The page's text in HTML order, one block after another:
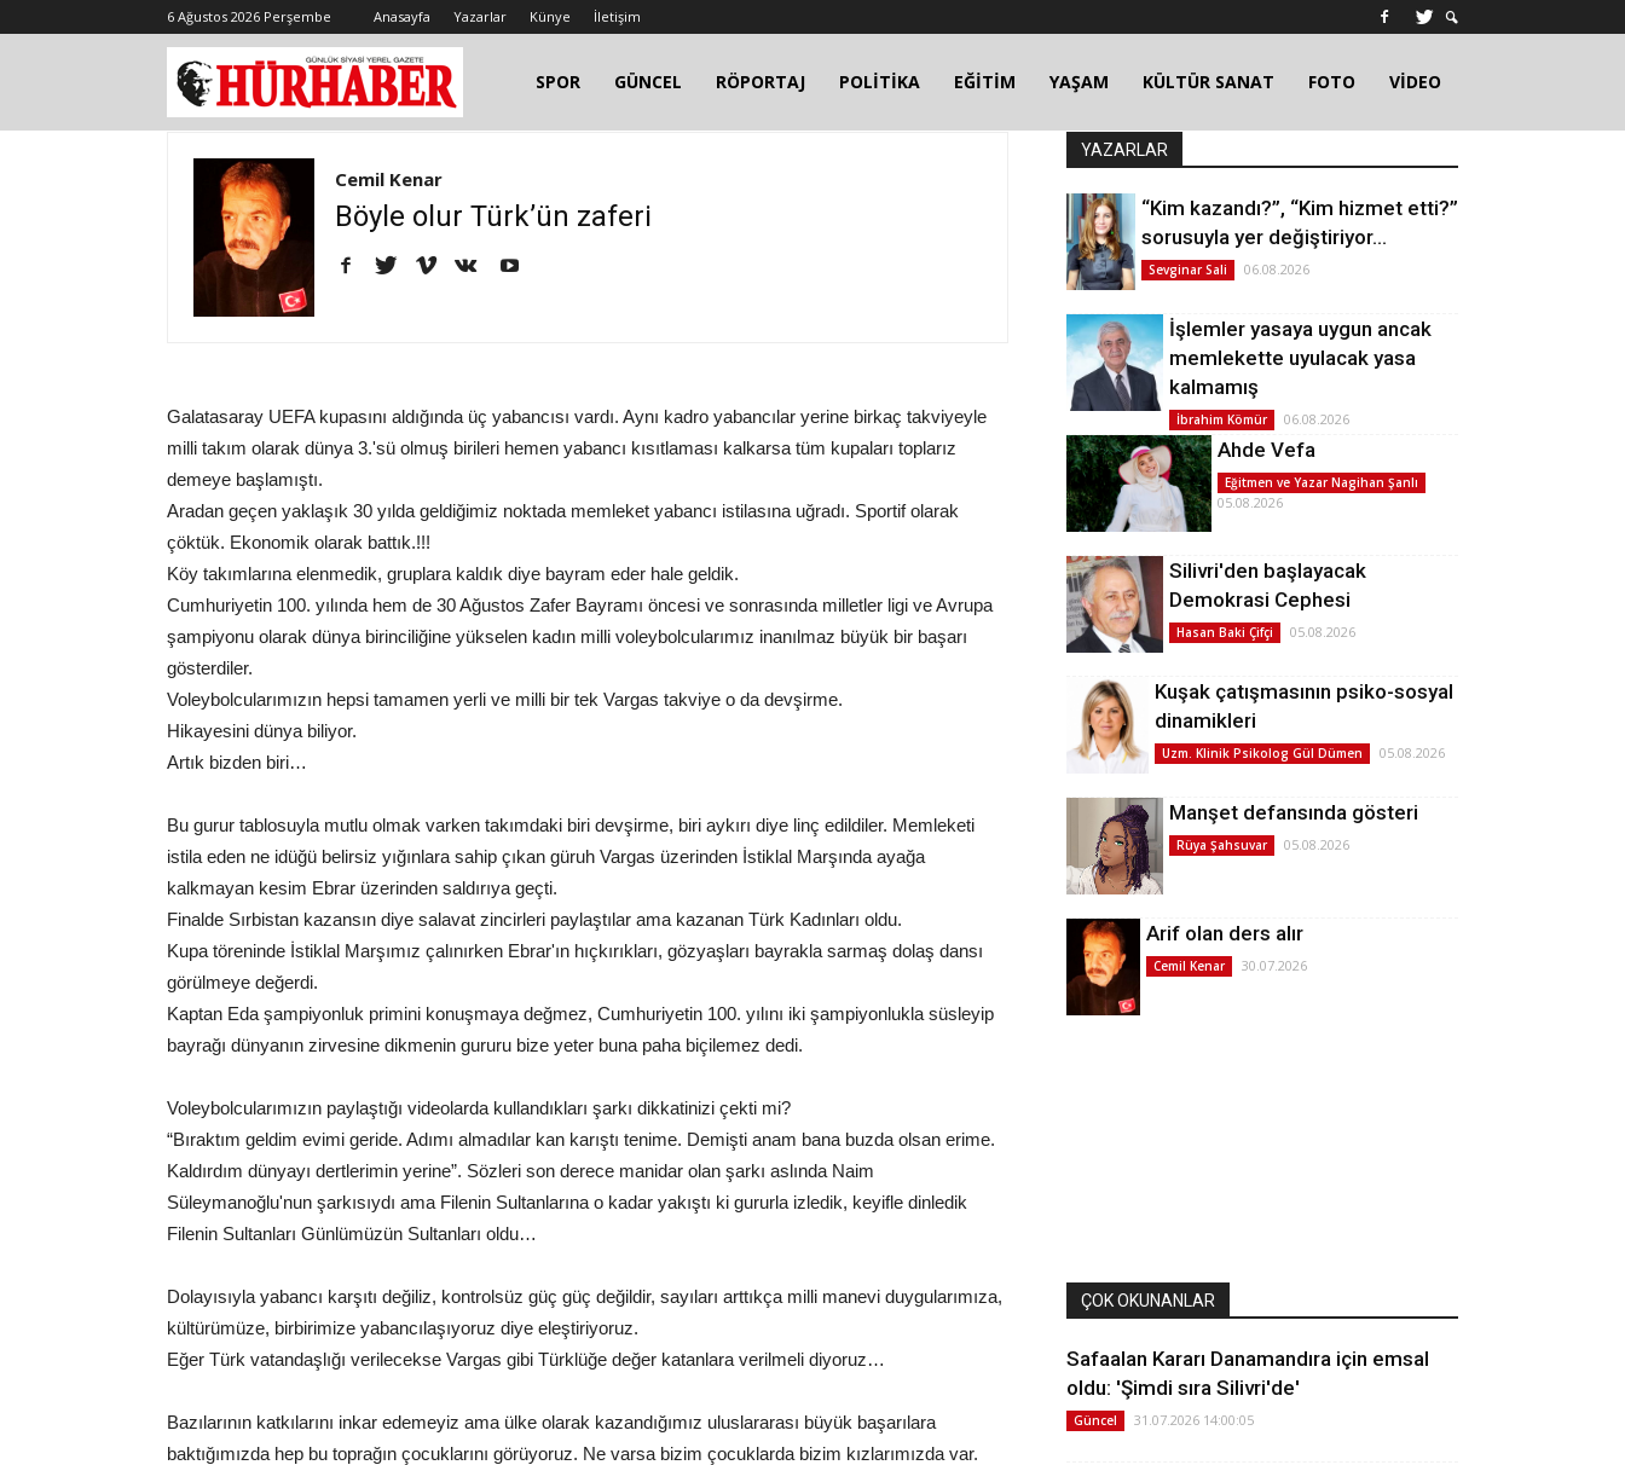
6 Ağustos 2026 Perşembe Anasayfa Yazarlar Künye İletişim
SPOR GÜNCEL RÖPORTAJ POLİTİKA EĞİTİM YAŞAM KÜLTÜR SANAT FOTO VİDEO
Cemil Kenar
Böyle olur Türk’ün zaferi
Galatasaray UEFA kupasını aldığında üç yabancısı vardı. Aynı kadro yabancılar yerine birkaç takviyeyle
milli takım olarak dünya 3.'sü olmuş birileri hemen yabancı kısıtlaması kalkarsa tüm kupaları toplarız
demeye başlamıştı.
Aradan geçen yaklaşık 30 yılda geldiğimiz noktada memleket yabancı istilasına uğradı. Sportif olarak
çöktük. Ekonomik olarak battık.!!!
Köy takımlarına elenmedik, gruplara kaldık diye bayram eder hale geldik.
Cumhuriyetin 100. yılında hem de 30 Ağustos Zafer Bayramı öncesi ve sonrasında milletler ligi ve Avrupa
şampiyonu olarak dünya birinciliğine yükselen kadın milli voleybolcularımız inanılmaz büyük bir başarı
gösterdiler.
Voleybolcularımızın hepsi tamamen yerli ve milli bir tek Vargas takviye o da devşirme.
Hikayesini dünya biliyor.
Artık bizden biri…
Bu gurur tablosuyla mutlu olmak varken takımdaki biri devşirme, biri aykırı diye linç edildiler. Memleketi
istila eden ne idüğü belirsiz yığınlara sahip çıkan güruh Vargas üzerinden İstiklal Marşında ayağa
kalkmayan kesim Ebrar üzerinden saldırıya geçti.
Finalde Sırbistan kazansın diye salavat zincirleri paylaştılar ama kazanan Türk Kadınları oldu.
Kupa töreninde İstiklal Marşımız çalınırken Ebrar'ın hıçkırıkları, gözyaşları bayrakla sarmaş dolaş dansı
görülmeye değerdi.
Kaptan Eda şampiyonluk primini konuşmaya değmez, Cumhuriyetin 100. yılını iki şampiyonlukla süsleyip
bayrağı dünyanın zirvesine dikmenin gururu bize yeter buna paha biçilemez dedi.
Voleybolcularımızın paylaştığı videolarda kullandıkları şarkı dikkatinizi çekti mi?
“Bıraktım geldim evimi geride. Adımı almadılar kan karıştı tenime. Demişti anam bana buzda olsan erime.
Kaldırdım dünyayı dertlerimin yerine”. Sözleri son derece manidar olan şarkı aslında Naim
Süleymanoğlu'nun şarkısıydı ama Filenin Sultanlarına o kadar yakıştı ki gururla izledik, keyifle dinledik
Filenin Sultanları Günlümüzün Sultanları oldu…
Dolayısıyla yabancı karşıtı değiliz, kontrolsüz güç güç değildir, sayıları arttıkça milli manevi duygularımıza,
kültürümüze, birbirimize yabancılaşıyoruz diye eleştiriyoruz.
Eğer Türk vatandaşlığı verilecekse Vargas gibi Türklüğe değer katanlara verilmeli diyoruz…
Bazılarının katkılarını inkar edemeyiz ama ülke olarak kazandığımız uluslararası büyük başarılara
baktığımızda hep bu toprağın çocuklarını görüyoruz. Ne varsa bizim çocuklarda bizim kızlarımızda var.
YAZARLAR
“Kim kazandı?”, “Kim hizmet etti?”
sorusuyla yer değiştiriyor…
Sevginar Sali 06.08.2026
İşlemler yasaya uygun ancak
memlekette uyulacak yasa
kalmamış
İbrahim Kömür 06.08.2026
Ahde Vefa
Eğitmen ve Yazar Nagihan Şanlı
05.08.2026
Silivri'den başlayacak
Demokrasi Cephesi
Hasan Baki Çifçi 05.08.2026
Kuşak çatışmasının psiko-sosyal
dinamikleri
Uzm. Klinik Psikolog Gül Dümen 05.08.2026
Manşet defansında gösteri
Rüya Şahsuvar 05.08.2026
Arif olan ders alır
Cemil Kenar 30.07.2026
ÇOK OKUNANLAR
Safaalan Kararı Danamandıra için emsal
oldu: 'Şimdi sıra Silivri'de'
Güncel 31.07.2026 14:00:05